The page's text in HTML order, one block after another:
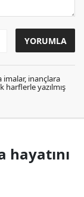
imalar, inançlara
harflerle yazılmış
hayatını